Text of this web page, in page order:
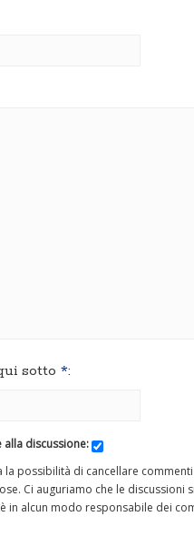
sotto *:
discussione:
la possibilità di cancellare
Ci auguriamo che le
in alcun modo responsabile dei